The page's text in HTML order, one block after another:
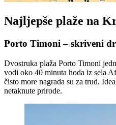
Najljepše plaže na
Porto Timoni – skriveni
Dvostruka plaža Porto Timoni
vodi oko 40 minuta hoda iz sela
čisto more nagrada su za trud.
netaknute prirode.